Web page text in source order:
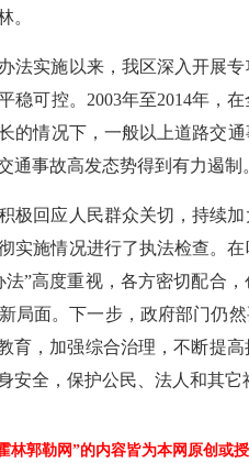
。
法实施以来，我区深入开展
稳可控。2003年至2014年，
的情况下，一般以上道路交
通事故高发态势得到有力遏制
极回应人民群众关切，持续
实施情况进行了执法检查。
”高度重视，各方密切配合
局面。下一步，政府部门仍
育，加强综合治理，不断提
安全，保护公民、法人和其
林郭勒网”的内容皆为本网原创或